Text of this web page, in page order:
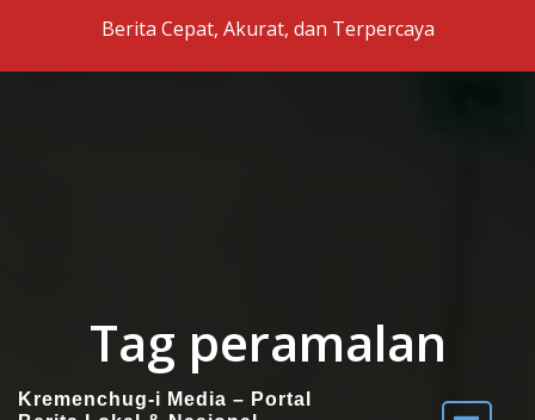
Skip to the contentBerita Cepat, Akurat, dan Terpercaya
Kremenchug-i Media – Portal
Tag peramalan